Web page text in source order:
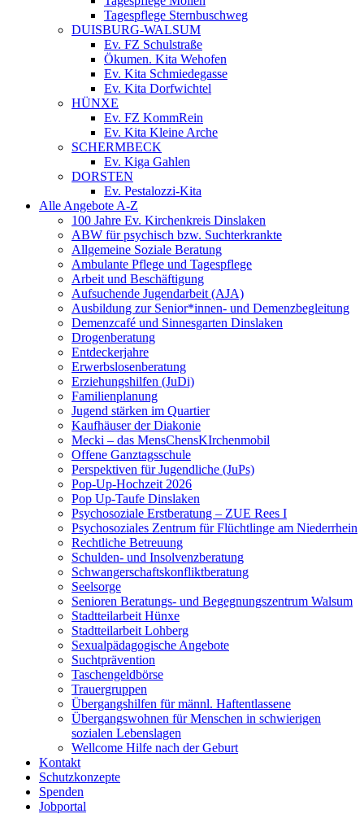
Tagespflege Sternbuschweg
DUISBURG-WALSUM
Ev. FZ Schulstraße
Ökumen. Kita Wehofen
Ev. Kita Schmiedegasse
Ev. Kita Dorfwichtel
HÜNXE
Ev. FZ KommRein
Ev. Kita Kleine Arche
SCHERMBECK
Ev. Kiga Gahlen
DORSTEN
Ev. Pestalozzi-Kita
Alle Angebote A-Z
100 Jahre Ev. Kirchenkreis Dinslaken
ABW für psychisch bzw. Suchterkrankte
Allgemeine Soziale Beratung
Ambulante Pflege und Tagespflege
Arbeit und Beschäftigung
Aufsuchende Jugendarbeit (AJA)
Ausbildung zur Senior*innen- und Demenzbegleitung
Demenzcafé und Sinnesgarten Dinslaken
Drogenberatung
Entdeckerjahre
Erwerbslosenberatung
Erziehungshilfen (JuDi)
Familienplanung
Jugend stärken im Quartier
Kaufhäuser der Diakonie
Mecki – das MensChensKIrchenmobil
Offene Ganztagsschule
Perspektiven für Jugendliche (JuPs)
Pop-Up-Hochzeit 2026
Pop Up-Taufe Dinslaken
Psychosoziale Erstberatung – ZUE Rees I
Psychosoziales Zentrum für Flüchtlinge am Niederrhein
Rechtliche Betreuung
Schulden- und Insolvenzberatung
Schwangerschaftskonfliktberatung
Seelsorge
Senioren Beratungs- und Begegnungszentrum Walsum
Stadtteilarbeit Hünxe
Stadtteilarbeit Lohberg
Sexualpädagogische Angebote
Suchtprävention
Taschengeldbörse
Trauergruppen
Übergangshilfen für männl. Haftentlassene
Übergangswohnen für Menschen in schwierigen
sozialen Lebenslagen
Wellcome Hilfe nach der Geburt
Kontakt
Schutzkonzepte
Spenden
Jobportal